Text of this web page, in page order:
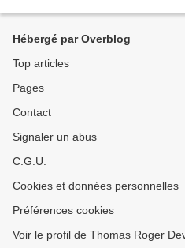
Hébergé par Overblog
Top articles
Pages
Contact
Signaler un abus
C.G.U.
Cookies et données personnelles
Préférences cookies
Voir le profil de Thomas Roger